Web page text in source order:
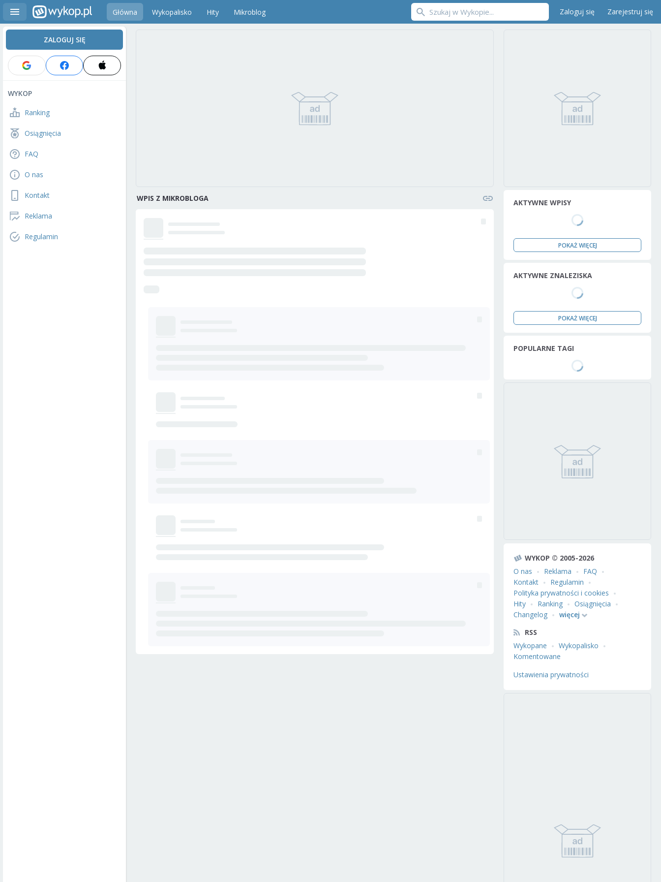
Główna Wykopalisko Hity Mikroblog Zaloguj się Zarejestruj się
ZALOGUJ SIĘ
WYKOP
Ranking
Osiągnięcia
FAQ
O nas
Kontakt
Reklama
Regulamin
WPIS Z MIKROBLOGA AKTYWNE WPISY
POKAŻ WIĘCEJ
AKTYWNE ZNALEZISKA
POKAŻ WIĘCEJ
POPULARNE TAGI
WYKOP © 2005-2026
O nas
Reklama
FAQ
Kontakt
Regulamin
Polityka prywatności i cookies
Hity
Ranking
Osiągnięcia
Changelog
więcej
RSS
Wykopane
Wykopalisko
Komentowane
Ustawienia prywatności